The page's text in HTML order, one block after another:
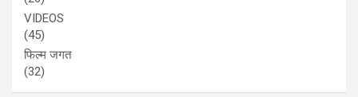
VIDEOS
(45)
फिल्म जगत
(32)